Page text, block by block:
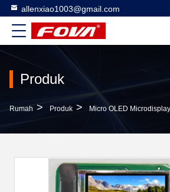
allenxiao1003@gmail.com
Produk
Rumah > Produk > Micro OLED Microdisplay